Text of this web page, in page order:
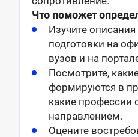
Что поможет
Изучите
подготовки на
вузов и на
Посмотрите,
формируются в
какие профессии
направлением.
Оцените